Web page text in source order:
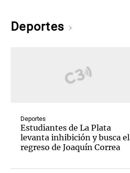
Deportes
Deportes
Estudiantes de La Plata
levanta inhibición y busca el
regreso de Joaquín Correa